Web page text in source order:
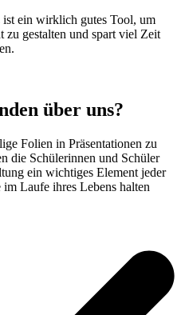
ist ein wirklich gutes Tool, um
zu gestalten und spart viel Zeit
über uns?
Folien in Präsentationen zu
die Schülerinnen und Schüler
ein wichtiges Element jeder
Laufe ihres Lebens halten